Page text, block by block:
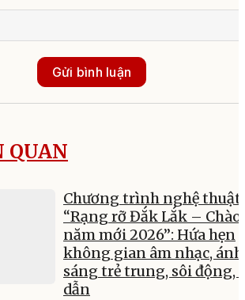
Gửi bình luận
QUAN
Chương trình nghệ thuật
“Rạng rỡ Đắk Lắk – Chào
năm mới 2026”: Hứa hẹn
không gian âm nhạc, ánh
sáng trẻ trung, sôi động,
dẫn